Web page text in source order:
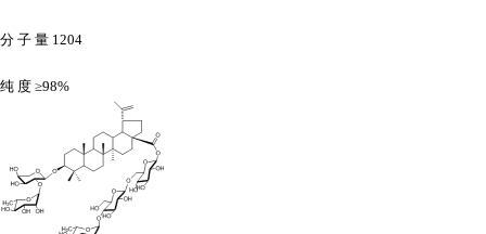
分 子 量 1204
纯 度 ≥98%